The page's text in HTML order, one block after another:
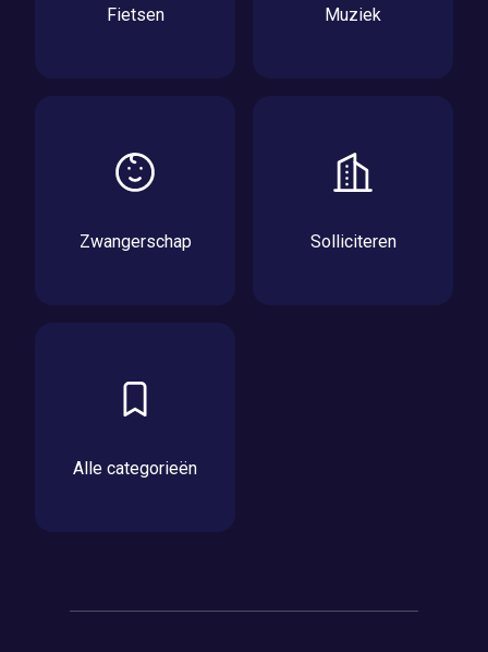
Fietsen Muziek
Zwangerschap Solliciteren
Alle categorieën